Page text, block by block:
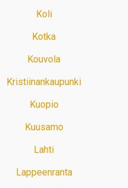
Koli
Kotka
Kouvola
Kristiinankaupunki
Kuopio
Kuusamo
Lahti
Lappeenranta